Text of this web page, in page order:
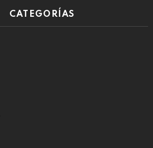
CATEGORÍAS